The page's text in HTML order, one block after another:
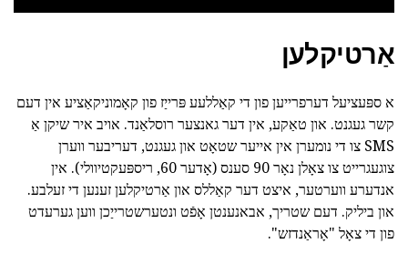
אַרטיקלען
א ספּעציעל דערפרייען פון די קאַללעע פּרייַז פון קאָמוניקאַציע אין דעם
קשר געגנט. און טאַקע, אין דער גאנצער רוסלאַנד. אויב איר שיקן אַ
SMS צו די נומערן אין אייער שטאָט און געגנט, דעריבער ווערן
צוגעגרייט צו צאָלן נאָר 90 סענס (אָדער 60, ריספּעקטיוולי). אין
אנדערע ווערטער, איצט דער קאַללס און אַרטיקלען זענען די זעלבע.
און ביליק. דעם שטריך, אבאנענטן אָפֿט ונטערשטרייַכן ווען גערעדט
פון די צאָל "אָראַנדזש".